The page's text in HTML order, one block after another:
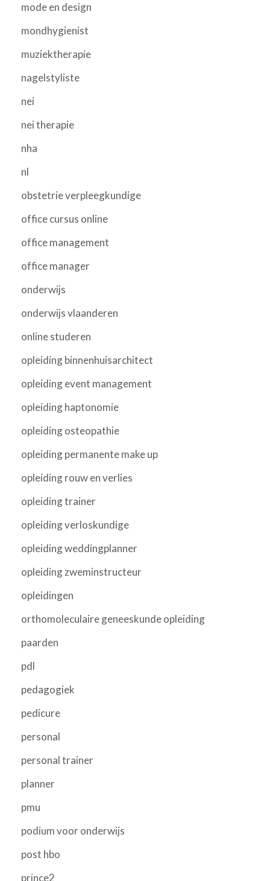
mode en design
mondhygienist
muziektherapie
nagelstyliste
nei
nei therapie
nha
nl
obstetrie verpleegkundige
office cursus online
office management
office manager
onderwijs
onderwijs vlaanderen
online studeren
opleiding binnenhuisarchitect
opleiding event management
opleiding haptonomie
opleiding osteopathie
opleiding permanente make up
opleiding rouw en verlies
opleiding trainer
opleiding verloskundige
opleiding weddingplanner
opleiding zweminstructeur
opleidingen
orthomoleculaire geneeskunde opleiding
paarden
pdl
pedagogiek
pedicure
personal
personal trainer
planner
pmu
podium voor onderwijs
post hbo
prince2